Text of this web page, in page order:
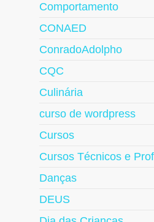
Comportamento
CONAED
ConradoAdolpho
CQC
Culinária
curso de wordpress
Cursos
Cursos Técnicos e
Danças
DEUS